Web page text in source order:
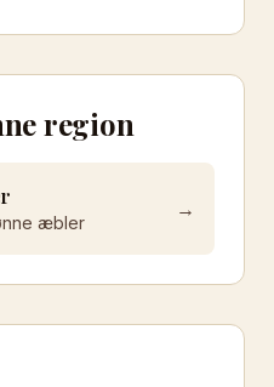
region
æbler
→